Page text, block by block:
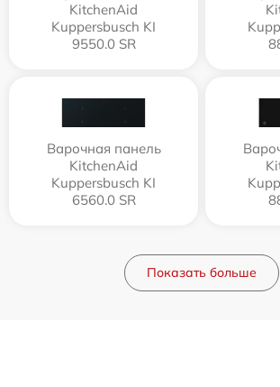
KitchenAid
Kuppersbusch KI
9550.0 SR
Варочная панель
KitchenAid
Kuppersbusch KI
6560.0 SR
Показать больше